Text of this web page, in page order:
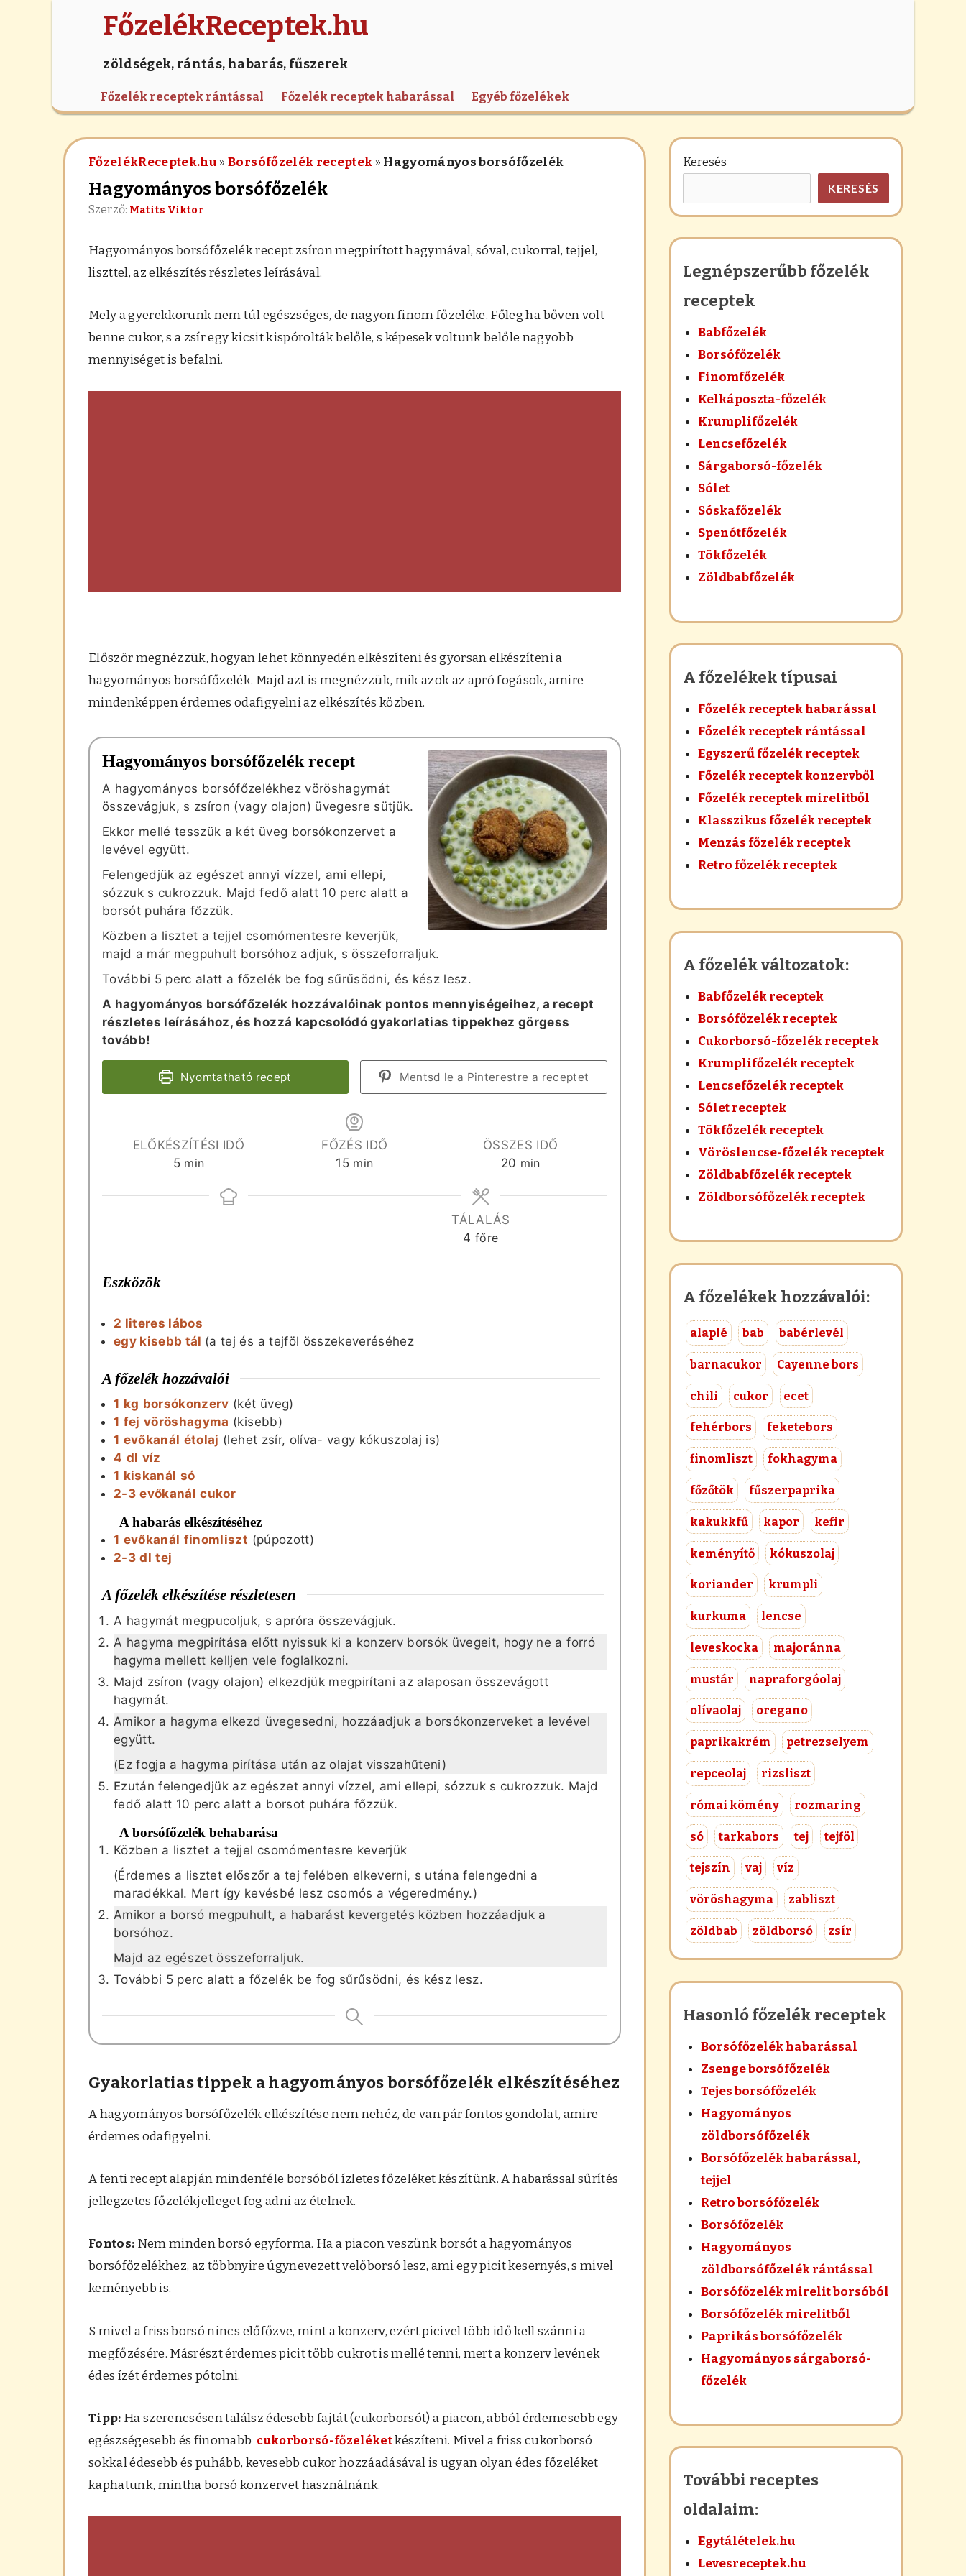
FőzelékReceptek.hu
zöldségek, rántás, habarás, fűszerek
Főzelék receptek rántással Főzelék receptek habarással Egyéb főzelékek
FőzelékReceptek.hu »Borsófőzelék receptek » Hagyományos borsófőzelék
Hagyományos borsófőzelék
Szerző: Matits Viktor
Hagyományos borsófőzelék recept zsíron megpirított hagymával, sóval, cukorral, tejjel,
liszttel, az elkészítés részletes leírásával.
Mely a gyerekkorunk nem túl egészséges, de nagyon finom főzeléke. Főleg ha bőven volt
benne cukor, s a zsír egy kicsit kispórolták belőle, s képesek voltunk belőle nagyobb
mennyiséget is befalni.
Először megnézzük, hogyan lehet könnyedén elkészíteni és gyorsan elkészíteni a
hagyományos borsófőzelék. Majd azt is megnézzük, mik azok az apró fogások, amire
mindenképpen érdemes odafigyelni az elkészítés közben.
Hagyományos borsófőzelék recept
A hagyományos borsófőzelékhez vöröshagymát
összevágjuk, s zsíron (vagy olajon) üvegesre sütjük.
Ekkor mellé tesszük a két üveg borsókonzervet a
levével együtt.
Felengedjük az egészet annyi vízzel, ami ellepi,
sózzuk s cukrozzuk. Majd fedő alatt 10 perc alatt a
borsót puhára főzzük.
Közben a lisztet a tejjel csomómentesre keverjük,
majd a már megpuhult borsóhoz adjuk, s összeforraljuk.
További 5 perc alatt a főzelék be fog sűrűsödni, és kész lesz.
A hagyományos borsófőzelék hozzávalóinak pontos mennyiségeihez, a recept
részletes leírásához, és hozzá kapcsolódó gyakorlatias tippekhez görgess
tovább!
Nyomtatható recept Mentsd le a Pinterestre a receptet
ELŐKÉSZÍTÉSI IDŐ
5perc
min
FŐZÉS IDŐ
15perc
min
ÖSSZES IDŐ
20 perc
min
TÁLALÁS
4 főre
Eszközök
2 literes lábos
egy kisebb tál (a tej és a tejföl összekeveréséhez
A főzelék hozzávalói
1 kg borsókonzerv (két üveg)
1 fej vöröshagyma (kisebb)
1 evőkanál étolaj (lehet zsír, olíva- vagy kókuszolaj is)
4 dl víz
1 kiskanál só
2-3 evőkanál cukor
A habarás elkészítéséhez
1 evőkanál finomliszt (púpozott)
2-3 dl tej
A főzelék elkészítése részletesen
A hagymát megpucoljuk, s apróra összevágjuk.
A hagyma megpirítása előtt nyissuk ki a konzerv borsók üvegeit, hogy ne a forró
hagyma mellett kelljen vele foglalkozni.
Majd zsíron (vagy olajon) elkezdjük megpirítani az alaposan összevágott
hagymát.
Amikor a hagyma elkezd üvegesedni, hozzáadjuk a borsókonzerveket a levével
együtt.
(Ez fogja a hagyma pirítása után az olajat visszahűteni)
Ezután felengedjük az egészet annyi vízzel, ami ellepi, sózzuk s cukrozzuk. Majd
fedő alatt 10 perc alatt a borsot puhára főzzük.
A borsófőzelék behabarása
Közben a lisztet a tejjel csomómentesre keverjük
(Érdemes a lisztet előszőr a tej felében elkeverni, s utána felengedni a
maradékkal. Mert így kevésbé lesz csomós a végeredmény.)
Amikor a borsó megpuhult, a habarást kevergetés közben hozzáadjuk a
borsóhoz.
Majd az egészet összeforraljuk.
További 5 perc alatt a főzelék be fog sűrűsödni, és kész lesz.
Gyakorlatias tippek a hagyományos borsófőzelék elkészítéséhez
A hagyományos borsófőzelék elkészítése nem nehéz, de van pár fontos gondolat, amire
érdemes odafigyelni.
A fenti recept alapján mindenféle borsóból ízletes főzeléket készítünk. A habarással sűrítés
jellegzetes főzelékjelleget fog adni az ételnek.
Fontos: Nem minden borsó egyforma. Ha a piacon veszünk borsót a hagyományos
borsófőzelékhez, az többnyire úgynevezett velőborsó lesz, ami egy picit kesernyés, s mivel
keményebb is.
S mivel a friss borsó nincs előfőzve, mint a konzerv, ezért picivel több idő kell szánni a
megfőzésére. Másrészt érdemes picit több cukrot is mellé tenni, mert a konzerv levének
édes ízét érdemes pótolni.
Tipp: Ha szerencsésen találsz édesebb fajtát (cukorborsót) a piacon, abból érdemesebb egy
egészségesebb és finomabb cukorborsó-főzeléketkészíteni. Mivel a friss cukorborsó
sokkal édesebb és puhább, kevesebb cukor hozzáadásával is ugyan olyan édes főzeléket
kaphatunk, mintha borsó konzervet használnánk.
Keresés
KERESÉS
Legnépszerűbb főzelék
receptek
Babfőzelék
Borsófőzelék
Finomfőzelék
Kelkáposzta-főzelék
Krumplifőzelék
Lencsefőzelék
Sárgaborsó-főzelék
Sólet
Sóskafőzelék
Spenótfőzelék
Tökfőzelék
Zöldbabfőzelék
A főzelékek típusai
Főzelék receptek habarással
Főzelék receptek rántással
Egyszerű főzelék receptek
Főzelék receptek konzervből
Főzelék receptek mirelitből
Klasszikus főzelék receptek
Menzás főzelék receptek
Retro főzelék receptek
A főzelék változatok:
Babfőzelék receptek
Borsófőzelék receptek
Cukorborsó-főzelék receptek
Krumplifőzelék receptek
Lencsefőzelék receptek
Sólet receptek
Tökfőzelék receptek
Vöröslencse-főzelék receptek
Zöldbabfőzelék receptek
Zöldborsófőzelék receptek
A főzelékek hozzávalói:
alaplé bab babérlevél
barnacukor Cayenne bors
chili cukor ecet
fehérbors feketebors
finomliszt fokhagyma
főzőtök fűszerpaprika
kakukkfű kapor kefir
keményítő kókuszolaj
koriander krumpli
kurkuma lencse
leveskocka majoránna
mustár napraforgóolaj
olívaolaj oregano
paprikakrém petrezselyem
repceolaj rizsliszt
római kömény rozmaring
só tarkabors tej tejföl
tejszín vaj víz
vöröshagyma zabliszt
zöldbab zöldborsó zsír
Hasonló főzelék receptek
Borsófőzelék habarással
Zsenge borsófőzelék
Tejes borsófőzelék
Hagyományos
zöldborsófőzelék
Borsófőzelék habarással,
tejjel
Retro borsófőzelék
Borsófőzelék
Hagyományos
zöldborsófőzelék rántással
Borsófőzelék mirelit borsóból
Borsófőzelék mirelitből
Paprikás borsófőzelék
Hagyományos sárgaborsó-
főzelék
További receptes
oldalaim:
Egytálételek.hu
Levesreceptek.hu